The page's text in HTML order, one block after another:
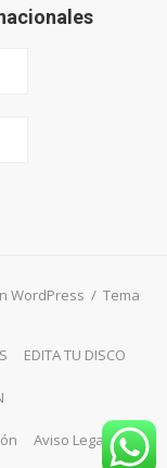
WordPress / Tema
EDITA TU DISCO
Aviso Legal